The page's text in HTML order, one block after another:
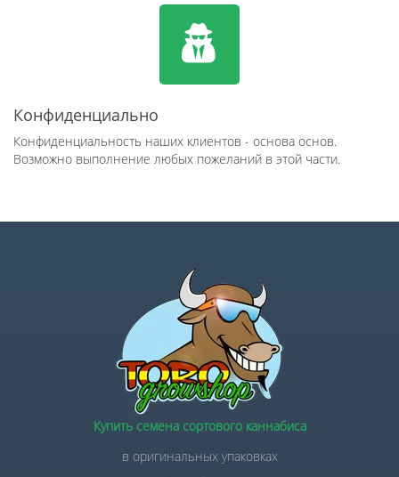
Конфиденциально
Конфиденциальность наших клиентов - основа основ.
Возможно выполнение любых пожеланий в этой части.
Купить семена сортового каннабиса
в оригинальных упаковках